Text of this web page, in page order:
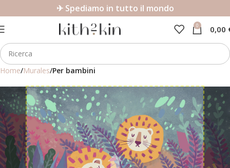
✈ Spediamo in tutto il mondo
0 0,00
Home Murales Per bambini